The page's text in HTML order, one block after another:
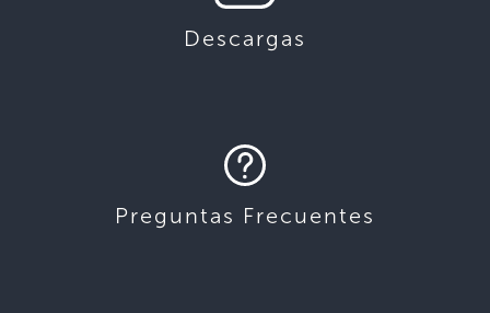
Descargas
Preguntas Frecuentes